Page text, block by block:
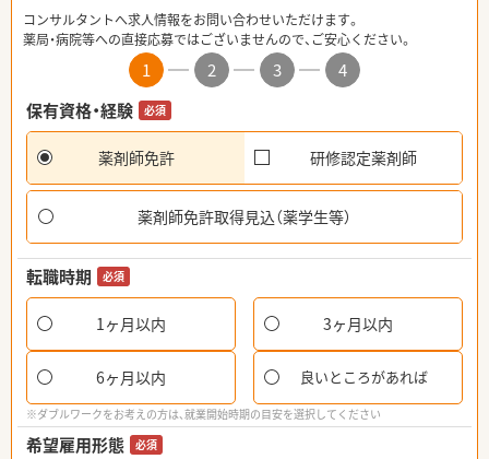
コンサルタントへ求人情報をお問い合わせいただけます。
薬局・病院等への直接応募ではございませんので、ご安心ください。
1 2 3
4
保有資格・経験
必須
薬剤師免許 研修認定薬剤師
薬剤師免許取得見込（薬学生等）
転職時期 必須
1ヶ月以内 3ヶ月以内
6ヶ月以内 良いところがあれば
※ダブルワークをお考えの方は、就業開始時期の目安を選択してください
希望雇用形態 必須